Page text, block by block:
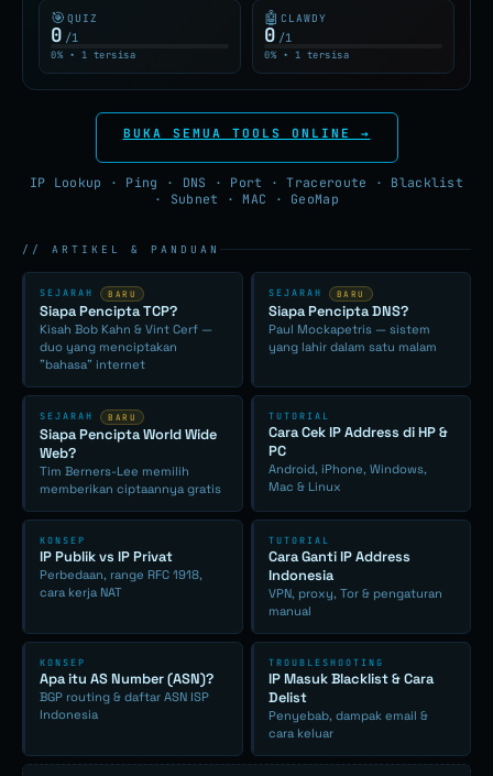
🎯 QUIZ
0 /1
0% • 1 tersisa
🤖 CLAWDY
0 /1
0% • 1 tersisa
BUKA SEMUA TOOLS ONLINE →
IP Lookup · Ping · DNS · Port · Traceroute · Blacklist
· Subnet · MAC · GeoMap
// ARTIKEL & PANDUAN
SEJARAH BARU
Siapa Pencipta TCP?
Kisah Bob Kahn & Vint Cerf —
duo yang menciptakan
"bahasa" internet
SEJARAH BARU
Siapa Pencipta DNS?
Paul Mockapetris — sistem
yang lahir dalam satu malam
SEJARAH BARU
Siapa Pencipta World Wide
Web?
Tim Berners-Lee memilih
memberikan ciptaannya gratis
TUTORIAL
Cara Cek IP Address di HP &
PC
Android, iPhone, Windows,
Mac & Linux
KONSEP
IP Publik vs IP Privat
Perbedaan, range RFC 1918,
cara kerja NAT
TUTORIAL
Cara Ganti IP Address
Indonesia
VPN, proxy, Tor & pengaturan
manual
KONSEP
Apa itu AS Number (ASN)?
BGP routing & daftar ASN ISP
Indonesia
TROUBLESHOOTING
IP Masuk Blacklist & Cara
Delist
Penyebab, dampak email &
cara keluar